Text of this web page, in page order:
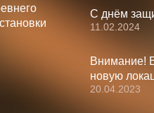
С днём
11.02.2024
Внимание!
новую
20.04.2023